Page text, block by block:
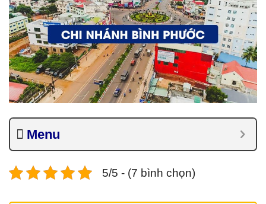
Menu
5/5 - (7 bình chọn)